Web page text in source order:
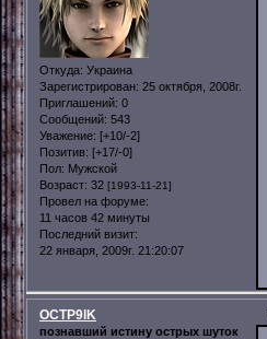
Откуда: Украина
Зарегистрирован: 25 октября, 2008г.
Приглашений: 0
Сообщений: 543
Уважение: [+10/-2]
Позитив: [+17/-0]
Пол: Мужской
Возраст: 32 [1993-11-21]
Провел на форуме:
11 часов 42 минуты
Последний визит:
22 января, 2009г. 21:20:07
OCTP9IK
познавший истину острых шуток